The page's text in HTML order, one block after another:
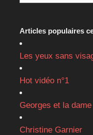
Articles populaires
Les yeux sans
Hot vidéo n°1
Georges et la
Christine Garnier